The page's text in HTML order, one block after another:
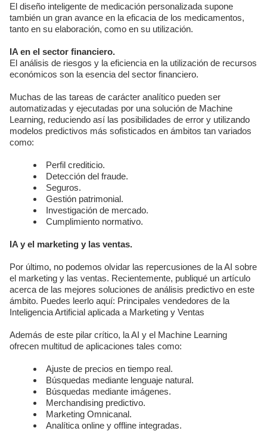
El diseño inteligente de medicación personalizada supone
también un gran avance en la eficacia de los medicamentos,
tanto en su elaboración, como en su utilización.
IA en el sector financiero.
El análisis de riesgos y la eficiencia en la utilización de recursos
económicos son la esencia del sector financiero.
Muchas de las tareas de carácter analítico pueden ser
automatizadas y ejecutadas por una solución de Machine
Learning, reduciendo así las posibilidades de error y utilizando
modelos predictivos más sofisticados en ámbitos tan variados
como:
Perfil crediticio.
Detección del fraude.
Seguros.
Gestión patrimonial.
Investigación de mercado.
Cumplimiento normativo.
IA y el marketing y las ventas.
Por último, no podemos olvidar las repercusiones de la AI sobre
el marketing y las ventas. Recientemente, publiqué un artículo
acerca de las mejores soluciones de análisis predictivo en este
ámbito. Puedes leerlo aquí: Principales vendedores de la
Inteligencia Artificial aplicada a Marketing y Ventas
Además de este pilar crítico, la AI y el Machine Learning
ofrecen multitud de aplicaciones tales como:
Ajuste de precios en tiempo real.
Búsquedas mediante lenguaje natural.
Búsquedas mediante imágenes.
Merchandising predictivo.
Marketing Omnicanal.
Analítica online y offline integradas.